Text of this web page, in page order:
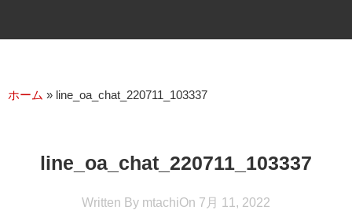
ホーム » line_oa_chat_220711_103337
line_oa_chat_220711_103337
Written By mtachiOn 7月 11, 2022